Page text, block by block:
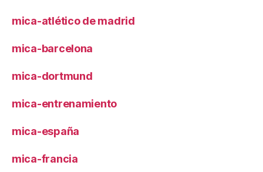
mica-atlético de madrid
mica-barcelona
mica-dortmund
mica-entrenamiento
mica-españa
mica-francia